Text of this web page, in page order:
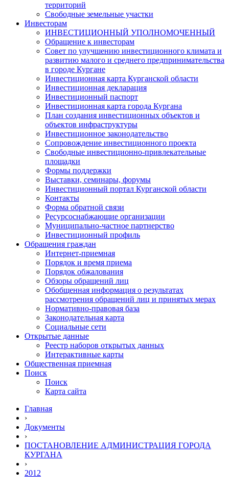
территорий
Свободные земельные участки
Инвесторам
ИНВЕСТИЦИОННЫЙ УПОЛНОМОЧЕННЫЙ
Обращение к инвесторам
Совет по улучшению инвестиционного климата и
развитию малого и среднего предпринимательства
в городе Кургане
Инвестиционная карта Курганской области
Инвестиционная декларация
Инвестиционный паспорт
Инвестиционная карта города Кургана
План создания инвестиционных объектов и
объектов инфраструктуры
Инвестиционное законодательство
Сопровождение инвестиционного проекта
Свободные инвестиционно-привлекательные
площадки
Формы поддержки
Выставки, семинары, форумы
Инвестиционный портал Курганской области
Контакты
Форма обратной связи
Ресурсоснабжающие организации
Муниципально-частное партнерство
Инвестиционный профиль
Обращения граждан
Интернет-приемная
Порядок и время приема
Порядок обжалования
Обзоры обращений лиц
Обобщенная информация о результатах
рассмотрения обращений лиц и принятых мерах
Нормативно-правовая база
Законодательная карта
Социальные сети
Открытые данные
Реестр наборов открытых данных
Интерактивные карты
Общественная приемная
Поиск
Поиск
Карта сайта
Главная
›
Документы
›
ПОСТАНОВЛЕНИЕ АДМИНИСТРАЦИЯ ГОРОДА
КУРГАНА
›
2012